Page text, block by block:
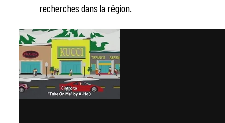
recherches dans la région.